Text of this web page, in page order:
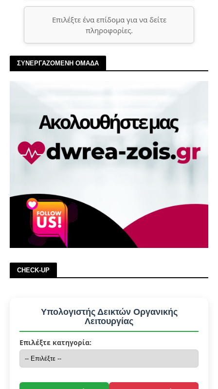
Επιλέξτε ένα επίδομα για να δείτε
πληροφορίες.
ΣΥΝΕΡΓΑΖΟΜΕΝΗ ΟΜΑΔΑ
CHECK-UP
Υπολογιστής Δεικτών Οργανικής
Λειτουργίας
Επιλέξτε κατηγορία: